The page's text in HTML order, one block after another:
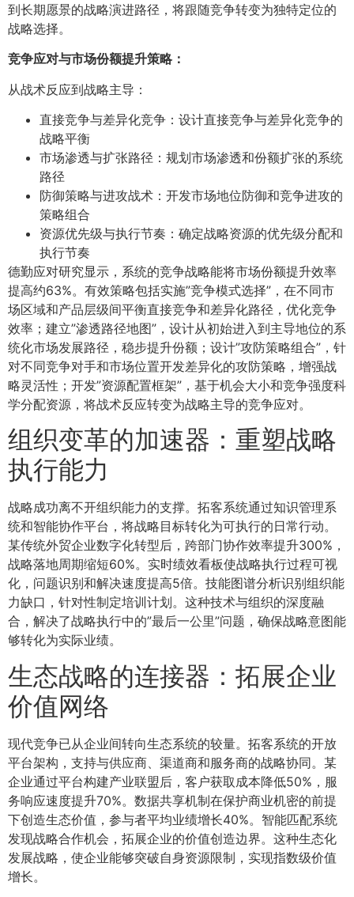
到长期愿景的战略演进路径，将跟随竞争转变为独特定位的
战略选择。
竞争应对与市场份额提升策略：
从战术反应到战略主导：
直接竞争与差异化竞争：设计直接竞争与差异化竞争的
战略平衡
市场渗透与扩张路径：规划市场渗透和份额扩张的系统
路径
防御策略与进攻战术：开发市场地位防御和竞争进攻的
策略组合
资源优先级与执行节奏：确定战略资源的优先级分配和
执行节奏
德勤应对研究显示，系统的竞争战略能将市场份额提升效率
提高约63%。有效策略包括实施”竞争模式选择”，在不同市
场区域和产品层级间平衡直接竞争和差异化路径，优化竞争
效率；建立”渗透路径地图”，设计从初始进入到主导地位的系
统化市场发展路径，稳步提升份额；设计”攻防策略组合”，针
对不同竞争对手和市场位置开发差异化的攻防策略，增强战
略灵活性；开发”资源配置框架”，基于机会大小和竞争强度科
学分配资源，将战术反应转变为战略主导的竞争应对。
组织变革的加速器：重塑战略
执行能力
战略成功离不开组织能力的支撑。拓客系统通过知识管理系
统和智能协作平台，将战略目标转化为可执行的日常行动。
某传统外贸企业数字化转型后，跨部门协作效率提升300%，
战略落地周期缩短60%。实时绩效看板使战略执行过程可视
化，问题识别和解决速度提高5倍。技能图谱分析识别组织能
力缺口，针对性制定培训计划。这种技术与组织的深度融
合，解决了战略执行中的”最后一公里”问题，确保战略意图能
够转化为实际业绩。
生态战略的连接器：拓展企业
价值网络
现代竞争已从企业间转向生态系统的较量。拓客系统的开放
平台架构，支持与供应商、渠道商和服务商的战略协同。某
企业通过平台构建产业联盟后，客户获取成本降低50%，服
务响应速度提升70%。数据共享机制在保护商业机密的前提
下创造生态价值，参与者平均业绩增长40%。智能匹配系统
发现战略合作机会，拓展企业的价值创造边界。这种生态化
发展战略，使企业能够突破自身资源限制，实现指数级价值
增长。